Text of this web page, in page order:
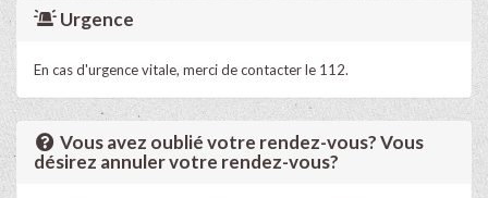
Urgence
En cas d'urgence vitale, merci de contacter le 112.
Vous avez oublié votre rendez-vous? Vous
désirez annuler votre rendez-vous?